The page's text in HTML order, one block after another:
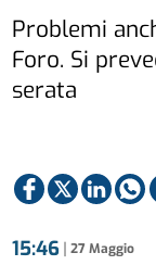
Problemi
Foro. Si
serata
15:46| 27 Maggio